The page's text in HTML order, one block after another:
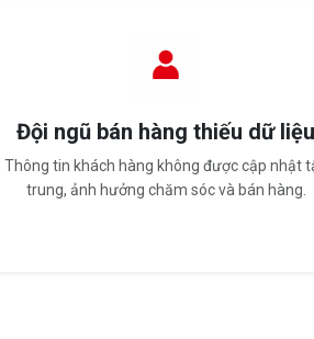
Đội ngũ bán hàng thiếu dữ liệu
Thông tin khách hàng không được cập nhật
trung, ảnh hưởng chăm sóc và bán hàng.